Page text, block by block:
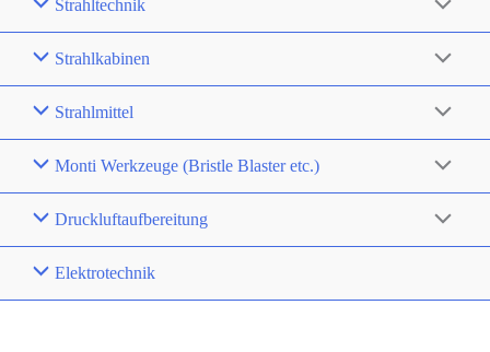
Strahltechnik
Strahlkabinen
Strahlmittel
Monti Werkzeuge (Bristle Blaster etc.)
Druckluftaufbereitung
Elektrotechnik